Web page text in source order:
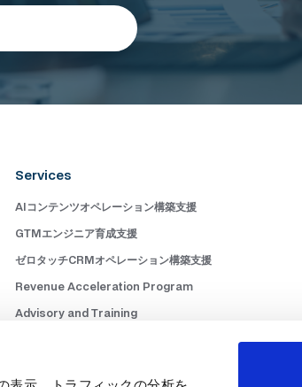
Services
AIコンテンツオペレーション構築支援
GTMエンジニア育成支援
ゼロタッチCRMオペレーション構築支援
Revenue Acceleration Program
Advisory and Training
Marketing Operations Alignment and Development